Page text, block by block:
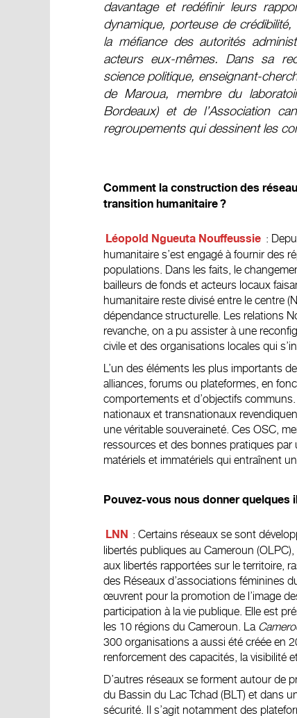
davantage et redéfinir leurs
dynamique, porteuse de
la méfiance des autorités
acteurs eux-mêmes. Dans sa
science politique, enseignant-
de Maroua, membre du
Bordeaux) et de l’Association
regroupements qui dessinent les
Comment la construction des
transition humanitaire ?
Léopold Ngueuta Nouffeussie :
humanitaire s’est engagé à fournir des
populations. Dans les faits, le
bailleurs de fonds et acteurs locaux
humanitaire reste divisé entre le centre
dépendance structurelle. Les relations
revanche, on a pu assister à une
civile et des organisations locales qui
L’un des éléments les plus importants
alliances, forums ou plateformes, en
comportements et d’objectifs
nationaux et transnationaux
une véritable souveraineté. Ces OSC,
ressources et des bonnes pratiques par
matériels et immatériels qui entraînent
Pouvez-vous nous donner
LNN : Certains réseaux se sont
libertés publiques au Cameroun
aux libertés rapportées sur le territoire,
des Réseaux d’associations féminines
œuvrent pour la promotion de l’image
participation à la vie publique. Elle est
les 10 régions du Cameroun. La
300 organisations a aussi été créée en
renforcement des capacités, la visibilité
D’autres réseaux se forment autour de
du Bassin du Lac Tchad (BLT) et dans
sécurité. Il s’agit notamment des